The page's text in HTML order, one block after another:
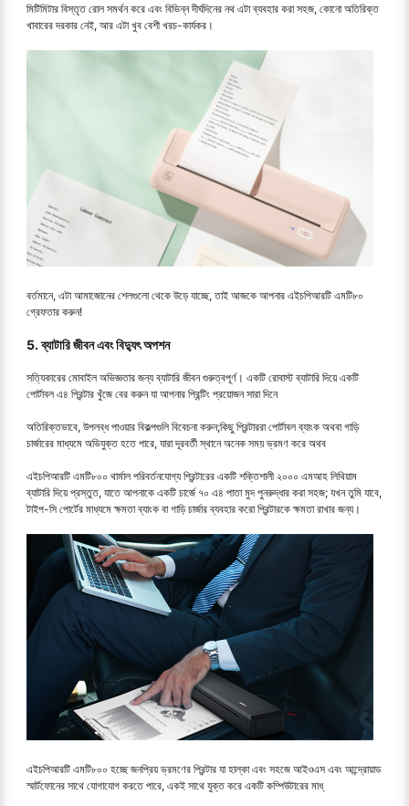
মিটিমিটার বিস্তৃত রোল সমর্থন করে এবং বিভিন্ন দীর্ঘদিনের নথ এটা ব্যবহার করা সহজ, কোনো অতিরিক্ত
খাবারের দরকার নেই, আর এটা খুব বেশী খরচ-কার্যকর।
বর্তমানে, এটা আমাজোনের শেলগুলো থেকে উড়ে যাচ্ছে, তাই আজকে আপনার এইচপিআরটি এমটি৮০
গ্রেফতার করুন!
5. ব্যাটারি জীবন এবং বিদ্যুৎ অপশন
সত্যিকারের মোবাইল অভিজ্ঞতার জন্য ব্যাটারি জীবন গুরুত্বপূর্ণ। একটি রোবাস্ট ব্যাটারি দিয়ে একটি
পোর্টাবল এ৪ প্রিন্টার খুঁজে বের করুন যা আপনার প্রিন্টিং প্রয়োজন সারা দিনে
অতিরিক্তভাবে, উপলব্ধ পাওয়ার বিকল্পগুলি বিবেচনা করুন;কিছু প্রিন্টাররা পোর্টাবল ব্যাংক অথবা গাড়ি
চার্জারের মাধ্যমে অভিযুক্ত হতে পারে, যারা দূরবর্তী স্থানে অনেক সময় ভ্রমণ করে অথব
এইচপিআরটি এমটি৮০০ থার্মাল পরিবর্তনযোগ্য প্রিন্টারের একটি শক্তিশালী ২০০০ এমআহ লিথিয়াম
ব্যাটারি দিয়ে প্রস্তুত, যাতে আপনাকে একটি চার্জে ৭০ এ৪ পাতা মুদ পুনরুদ্ধার করা সহজ; যখন তুমি যাবে,
টাইপ-সি পোর্টের মাধ্যমে ক্ষমতা ব্যাংক বা গাড়ি চার্জার ব্যবহার করো প্রিন্টারকে ক্ষমতা রাখার জন্য।
এইচপিআরটি এমটি৮০০ হচ্ছে জনপ্রিয় ভ্রমণের প্রিন্টার যা হাল্কা এবং সহজে আইওএস এবং আন্দ্রোয়াড
স্মার্টফোনের সাথে যোগাযোগ করতে পারে, একই সাথে যুক্ত করে একটি কম্পিউটারের মাধ্